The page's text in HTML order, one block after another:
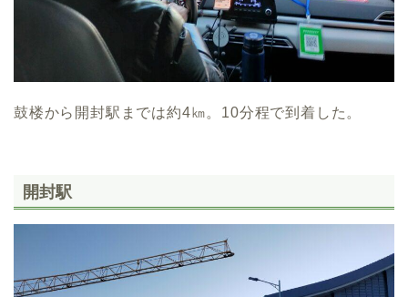
鼓楼から開封駅までは約4㎞。10分程で到着した。
開封駅